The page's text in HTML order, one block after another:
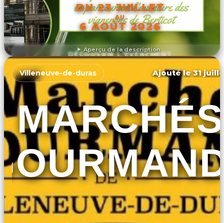
Aperçu de la description
DU 23 JUILLET
AU
6 AOÛT 2026
DÉCOUVRIR L'ÉVÉNEMENT
Villeneuve-de-duras Ajouté le 31
MARCHÉS